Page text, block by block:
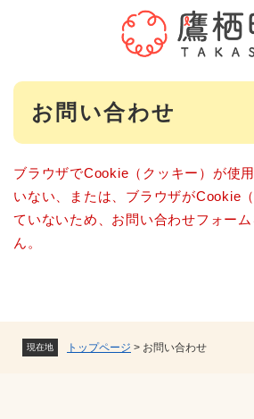
メニューを飛ばして本
現在地 トップページ > お問い合わせ
本
お問い合わせ
ブラウザでCookie（クッキー）が使
いない、または、ブラウザがCookie
ていないため、お問い合わせフォー
ん。